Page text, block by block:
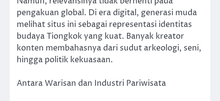
pengakuan global. Di era digital, generasi muda
melihat situs ini sebagai representasi identitas
budaya Tiongkok yang kuat. Banyak kreator
konten membahasnya dari sudut arkeologi, seni,
hingga politik kekuasaan.
Antara Warisan dan Industri Pariwisata